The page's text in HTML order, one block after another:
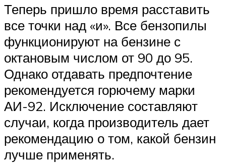
Теперь пришло время расставить
все точки над «и». Все бензопилы
функционируют на бензине с
октановым числом от 90 до 95.
Однако отдавать предпочтение
рекомендуется горючему марки
АИ-92. Исключение составляют
случаи, когда производитель дает
рекомендацию о том, какой бензин
лучше применять.